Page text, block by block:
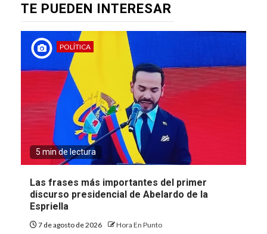
TE PUEDEN INTERESAR
POLÍTICA
5 min de lectura
Las frases más importantes del primer
discurso presidencial de Abelardo de la
Espriella
7 de agosto de 2026 Hora En Punto